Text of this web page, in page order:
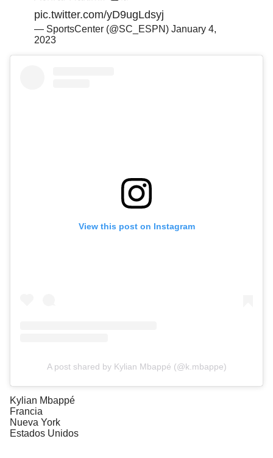
pic.twitter.com/yD9ugLdsyj
— SportsCenter (@SC_ESPN) January 4,
2023
View this post on Instagram
A post shared by Kylian Mbappé (@k.mbappe)
Kylian Mbappé
Francia
Nueva York
Estados Unidos